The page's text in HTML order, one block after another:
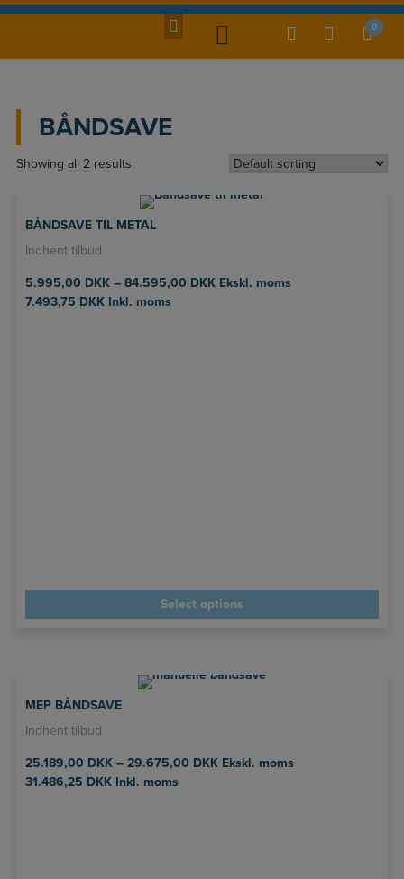
Hop
0
BÅNDSAVE
Showing all 2 results
BÅNDSAVE TIL METAL
Indhent tilbud
5.995,00 DKK– 84.595,00 DKKEkskl. moms
7.493,75 DKKInkl. moms
Select options
MEP BÅNDSAVE
Indhent tilbud
25.189,00 DKK– 29.675,00 DKKEkskl. moms
31.486,25 DKKInkl. moms